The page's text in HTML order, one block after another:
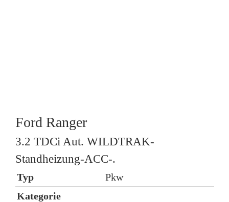
Ford Ranger
3.2 TDCi Aut. WILDTRAK-
Standheizung-ACC-.
Typ
Pkw
Kategorie